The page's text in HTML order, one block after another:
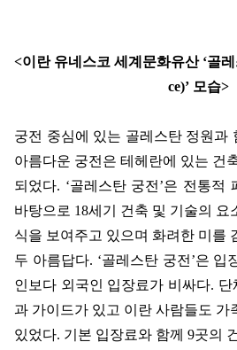
<이란 유네스코 세계문화유산 ‘골
ce)’ 모습>
궁전 중심에 있는 골레스탄 정원과
아름다운 궁전은 테헤란에 있는 건
되었다. ‘골레스탄 궁전 ’은 전통적
바탕으로 18세기 건축 및 기술의 요
식을 보여주고 있으며 화려한 미를
두 아름답다. ‘골레스탄 궁전 ’은 입
인보다 외국인 입장료가 비싸다. 단
과 가이드가 있고 이란 사람들도 가
있었다. 기본 입장료와 함께 9곳의